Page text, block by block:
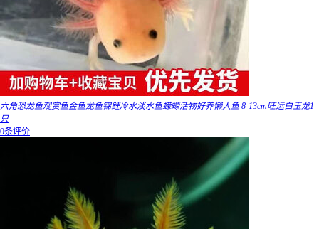
六角恐龙鱼观赏鱼金鱼龙鱼锦鲤冷水淡水鱼蝾螈活物好养懒人鱼 8-13cm旺运白玉龙1
只
0条评价